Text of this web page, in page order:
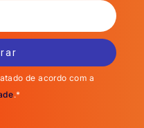
de acordo com a
.*